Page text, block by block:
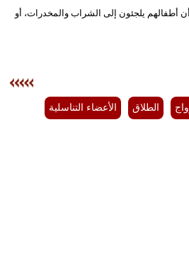
أن أطفالهم يلجئون إلى الشراب والمخدرات، أو
الطلاق الأعضاء التناسلية